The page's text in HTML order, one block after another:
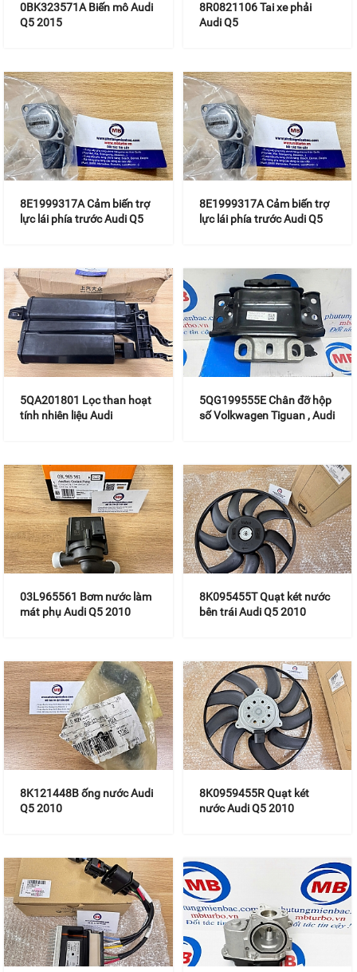
0BK323571A Biến mô Audi
Q5 2015
8R0821106 Tai xe phải
Audi Q5
8E1999317A Cảm biến trợ
lực lái phía trước Audi Q5
8E1999317A Cảm biến trợ
lực lái phía trước Audi Q5
5QA201801 Lọc than hoạt
tính nhiên liệu Audi
5QG199555E Chân đỡ hộp
số Volkwagen Tiguan , Audi
03L965561 Bơm nước làm
mát phụ Audi Q5 2010
8K095455T Quạt két nước
bên trái Audi Q5 2010
8K121448B ống nước Audi
Q5 2010
8K0959455R Quạt két
nước Audi Q5 2010